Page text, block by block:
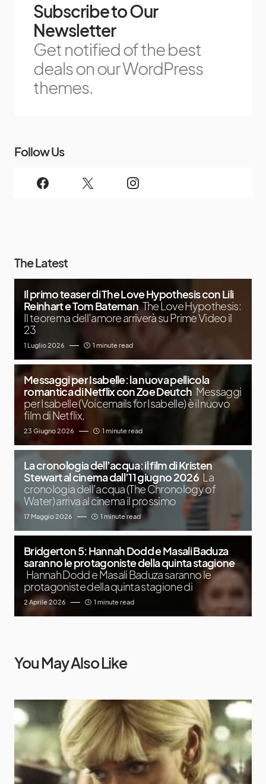
Subscribe to Our
Newsletter
Get notified of the best
deals on our WordPress
themes.
Follow Us
The Latest
Il primo teaser di The Love Hypothesis con Lili
Reinhart e Tom Bateman The Love Hypothesis:
Il teorema dell’amore arriverà su Prime Video il
23
1 Luglio 2026 1 minute read
Messaggi per Isabelle: la nuova pellicola
romantica di Netflix con Zoe Deutch Messaggi
per Isabelle (Voicemails for Isabelle) è il nuovo
film di Netflix,
23 Giugno 2026 1 minute read
La cronologia dell’acqua: il film di Kristen
Stewart al cinema dall’11 giugno 2026 La
cronologia dell’acqua (The Chronology of
Water) arriva al cinema il prossimo
17 Maggio 2026 1 minute read
Bridgerton 5: Hannah Dodd e Masali Baduza
saranno le protagoniste della quinta stagione
Hannah Dodd e Masali Baduza saranno le
protagoniste della quinta stagione di
2 Aprile 2026 1 minute read
You May Also Like